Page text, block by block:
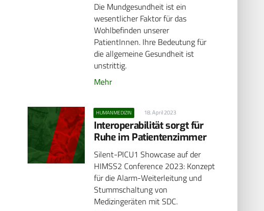
Die Mundgesundheit ist ein
wesentlicher Faktor für das
Wohlbefinden unserer
PatientInnen. Ihre Bedeutung für
die allgemeine Gesundheit ist
unstrittig.
Mehr
HUMANMEDIZIN 18. April 2023
Interoperabilität sorgt für
Ruhe im Patientenzimmer
Silent-PICU1 Showcase auf der
HIMSS2 Conference 2023: Konzept
für die Alarm-Weiterleitung und
Stummschaltung von
Medizingeräten mit SDC.